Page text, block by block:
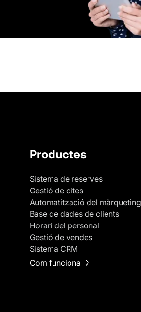
Productes
Sistema de reserves
Gestió de cites
Automatització del màrqueting
Base de dades de clients
Horari del personal
Gestió de vendes
Sistema CRM
Com funciona